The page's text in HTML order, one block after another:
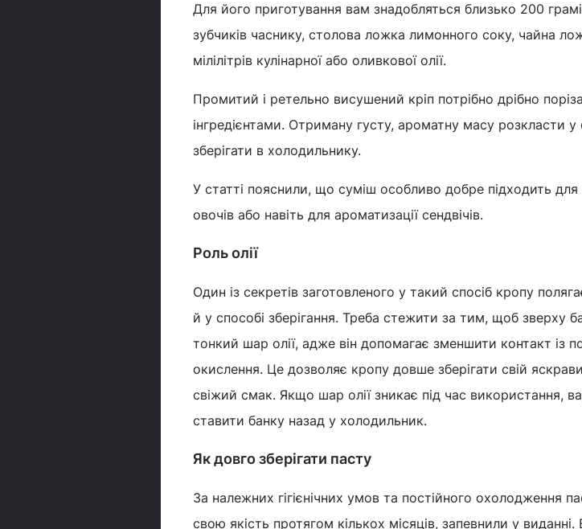
Для його приготування вам знадобляться близько 200
зубчиків часнику, столова ложка лимонного соку, чайна
мілілітрів кулінарної або оливкової олії.
Промитий і ретельно висушений кріп потрібно дрібно
інгредієнтами. Отриману густу, ароматну масу розкласти у
зберігати в холодильнику.
У статті пояснили, що суміш особливо добре підходить для
овочів або навіть для ароматизації сендвічів.
Роль олії
Один із секретів заготовленого у такий спосіб кропу
й у способі зберігання. Треба стежити за тим, щоб зверху
тонкий шар олії, адже він допомагає зменшити контакт із
окислення. Це дозволяє кропу довше зберігати свій
свіжий смак. Якщо шар олії зникає під час використання,
ставити банку назад у холодильник.
Як довго зберігати пасту
За належних гігієнічних умов та постійного охолодження
свою якість протягом кількох місяців, запевнили у